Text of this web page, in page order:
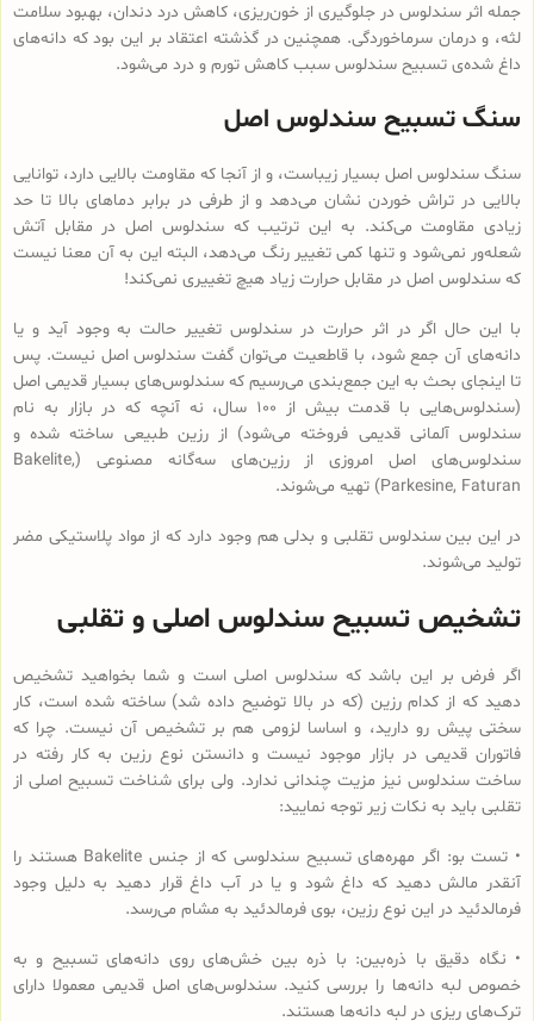
جمله اثر سندلوس در جلوگیری از خون‌ریزی، کاهش درد دندان، بهبود سلامت
لثه، و درمان سرماخوردگی. همچنین در گذشته اعتقاد بر این بود که دانه‌های
داغ شده‌ی تسبیح سندلوس سبب کاهش تورم و درد می‌شود.
سنگ تسبیح سندلوس اصل
سنگ سندلوس اصل بسیار زیباست، و از آنجا که مقاومت بالایی دارد، توانایی
بالایی در تراش خوردن نشان می‌دهد و از طرفی در برابر دماهای بالا تا حد
زیادی مقاومت می‌کند. به این ترتیب که سندلوس اصل در مقابل آتش
شعله‌ور نمی‌شود و تنها کمی تغییر رنگ می‌دهد، البته این به آن معنا نیست
که سندلوس اصل در مقابل حرارت زیاد هیچ تغییری نمی‌کند!
با این حال اگر در اثر حرارت در سندلوس تغییر حالت به وجود آید و یا
دانه‌های آن جمع شود، با قاطعیت می‌توان گفت سندلوس اصل نیست. پس
تا اینجای بحث به این جمع‌بندی می‌رسیم که سندلوس‌های بسیار قدیمی اصل
(سندلوس‌هایی با قدمت بیش از 100 سال، نه آنچه که در بازار به نام
سندلوس آلمانی قدیمی فروخته می‌شود) از رزین طبیعی ساخته شده و
سندلوس‌‌های اصل امروزی از رزین‌های سه‌گانه مصنوعی (Bakelite,
Parkesine, Faturan) تهیه می‌شوند.
در این بین سندلوس تقلبی و بدلی هم وجود دارد که از مواد پلاستیکی مضر
تولید می‌شوند.
تشخیص تسبیح سندلوس اصلی و تقلبی
اگر فرض بر این باشد که سندلوس اصلی است و شما بخواهید تشخیص
دهید که از کدام رزین (که در بالا توضیح داده شد) ساخته شده است، کار
سختی پیش رو دارید، و اساسا لزومی هم بر تشخیص آن نیست. چرا که
فاتوران قدیمی در بازار موجود نیست و دانستن نوع رزین به کار رفته در
ساخت سندلوس نیز مزیت چندانی ندارد. ولی برای شناخت تسبیح اصلی از
تقلبی باید به نکات زیر توجه نمایید:
• تست بو: اگر مهره‌های تسبیح‌ سندلوسی که از جنس Bakelite هستند را
آنقدر مالش دهید که داغ شود و یا در آب داغ قرار دهید به دلیل وجود
فرمالدئید در این نوع رزین، بوی فرمالدئید به مشام می‌رسد.
• نگاه دقیق با ذره‌بین: با ذره بین خش‌های روی دانه‌های تسبیح و به
خصوص لبه دانه‌ها را بررسی کنید. سندلوس‌های اصل قدیمی معمولا دارای
ترک‌های ریزی در لبه دانه‌ها هستند.